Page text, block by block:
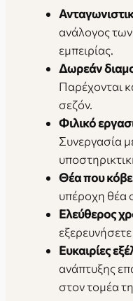
ανάλογος
εμπειρίας.
Δωρεάν
Παρέχονται
σεζόν.
Φιλικό
Συνεργασία
Θέα που
υπέροχη θέα
Ελεύθερος
Ευκαιρίες
ανάπτυξης
στον τομέα